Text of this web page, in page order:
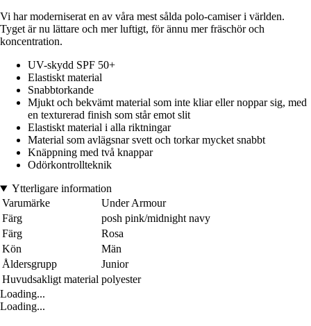
Vi har moderniserat en av våra mest sålda polo-camiser i världen.
Tyget är nu lättare och mer luftigt, för ännu mer fräschör och
koncentration.
UV-skydd SPF 50+
Elastiskt material
Snabbtorkande
Mjukt och bekvämt material som inte kliar eller noppar sig, med
en texturerad finish som står emot slit
Elastiskt material i alla riktningar
Material som avlägsnar svett och torkar mycket snabbt
Knäppning med två knappar
Odörkontrollteknik
Ytterligare information
Varumärke
Under Armour
Färg
posh pink/midnight navy
Färg
Rosa
Kön
Män
Åldersgrupp
Junior
Huvudsakligt material polyester
Loading...
Loading...